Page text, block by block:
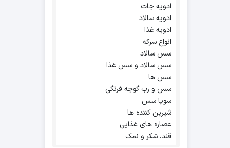
ادویه جات
ادویه سالاد
ادویه غذا
انواع سرکه
سس سالاد
سس سالاد و سس غذا
سس ها
سس و رب گوجه فرنگی
سویا سس
شیرین کننده ها
عصاره های غذایی
قند، شکر و نمک